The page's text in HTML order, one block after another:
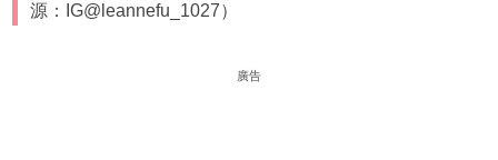
源：IG@leannefu_1027）
廣告